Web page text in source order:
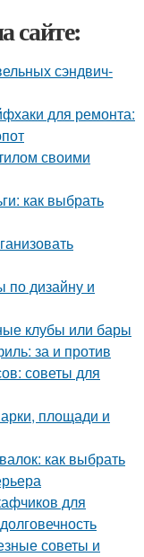
сайте:
сэндвич-
для ремонта:
своими
как выбрать
по дизайну и
клубы или бары
за и против
советы для
площади и
как выбрать
для
советы и